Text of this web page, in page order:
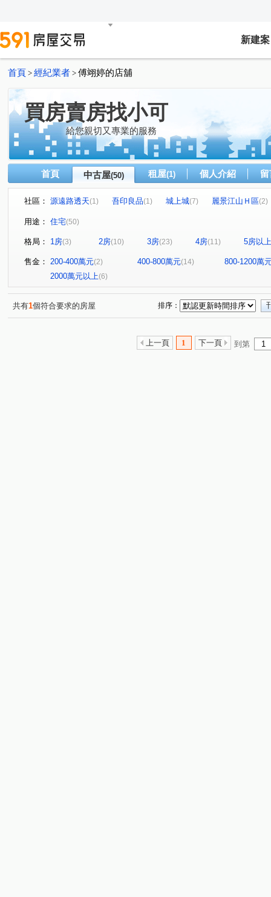
新建案
首頁 > 經紀業者 > 傅翊婷的店舖
買房賣房找小可
給您親切又專業的服務
首頁 中古屋(50) 租屋(1) 個人介紹
社區： 源遠路透天(1) 吾印良品(1) 城上城(7) 麗景江山Ｈ區(2)
好吉市
東明路77巷55號華廈(1) 新豐街(1) 山海觀(5) 御花園(1)
海豔 (1) 碧海擎天 萬國大廈(1) 暖暖達麗(1)
大香
僑家大院(1) 威鎮八方
武聖街(1) 源遠路(2) 樂一路(1) 建成路(1) 麥金路(7)
武嶺街(1) 中正路(1) 復興路(2) 新豐街 (8)
培德路(1) 東光路(1) 東明路(1) 觀海街(5) 樂利二街
用途： 住宅(50)
格局： 1房(3) 2房(10) 3房(23) 4房(11) 5房以上
售金： 200-400萬元(2) 400-800萬元(14)
800-1200萬
2000萬元以上(6)
共有1個符合要求的房屋 排序：
上一頁 1 下一頁 到第